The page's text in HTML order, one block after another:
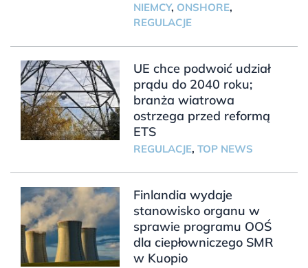
NIEMCY, ONSHORE,
REGULACJE
UE chce podwoić udział
prądu do 2040 roku;
branża wiatrowa
ostrzega przed reformą
ETS
REGULACJE, TOP NEWS
Finlandia wydaje
stanowisko organu w
sprawie programu OOŚ
dla ciepłowniczego SMR
w Kuopio